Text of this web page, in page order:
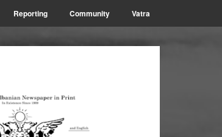
Reporting Community Vatra